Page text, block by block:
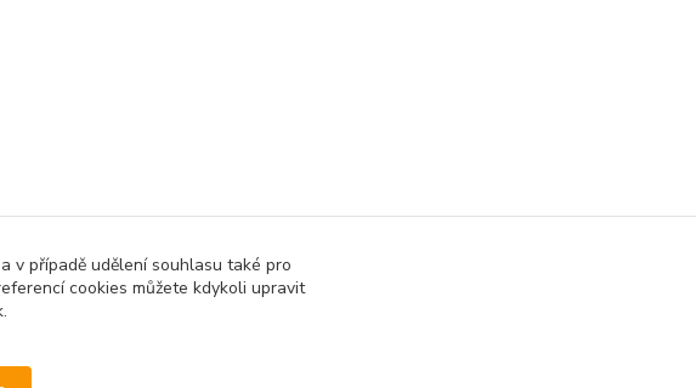
v případě udělení souhlasu také pro
cookies můžete kdykoli upravit